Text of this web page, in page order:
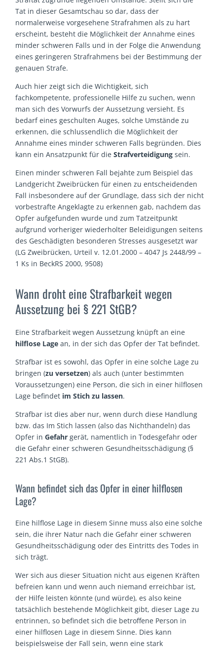
Tat in dieser Gesamtschau so dar, dass der
normalerweise vorgesehene Strafrahmen als zu hart
erscheint, besteht die Möglichkeit der Annahme eines
minder schweren Falls und in der Folge die Anwendung
eines geringeren Strafrahmens bei der Bestimmung der
genauen Strafe.
Auch hier zeigt sich die Wichtigkeit, sich
fachkompetente, professionelle Hilfe zu suchen, wenn
man sich des Vorwurfs der Aussetzung versieht. Es
bedarf eines geschulten Auges, solche Umstände zu
erkennen, die schlussendlich die Möglichkeit der
Annahme eines minder schweren Falls begründen. Dies
kann ein Ansatzpunkt für dieStrafverteidigung sein.
Einen minder schweren Fall bejahte zum Beispiel das
Landgericht Zweibrücken für einen zu entscheidenden
Fall insbesondere auf der Grundlage, dass sich der nicht
vorbestrafte Angeklagte zu erkennen gab, nachdem das
Opfer aufgefunden wurde und zum Tatzeitpunkt
aufgrund vorheriger wiederholter Beleidigungen seitens
des Geschädigten besonderen Stresses ausgesetzt war
(LG Zweibrücken, Urteil v. 12.01.2000 – 4047 Js 2448/99 –
1 Ks in BeckRS 2000, 9508)
Wann droht eine Strafbarkeit wegen
Aussetzung bei § 221 StGB?
Eine Strafbarkeit wegen Aussetzung knüpft an eine
hilflose Lage an, in der sich das Opfer der Tat befindet.
Strafbar ist es sowohl, das Opfer in eine solche Lage zu
bringen (zu versetzen) als auch (unter bestimmten
Voraussetzungen) eine Person, die sich in einer hilflosen
Lage befindet im Stich zu lassen.
Strafbar ist dies aber nur, wenn durch diese Handlung
bzw. das Im Stich lassen (also das Nichthandeln) das
Opfer inGefahr gerät, namentlich in Todesgefahr oder
die Gefahr einer schweren Gesundheitsschädigung (§
221 Abs.1 StGB).
Wann befindet sich das Opfer in einer hilflosen
Lage?
Eine hilflose Lage in diesem Sinne muss also eine solche
sein, die ihrer Natur nach die Gefahr einer schweren
Gesundheitsschädigung oder des Eintritts des Todes in
sich trägt.
Wer sich aus dieser Situation nicht aus eigenen Kräften
befreien kann und wenn auch niemand erreichbar ist,
der Hilfe leisten könnte (und würde), es also keine
tatsächlich bestehende Möglichkeit gibt, dieser Lage zu
entrinnen, so befindet sich die betroffene Person in
einer hilflosen Lage in diesem Sinne. Dies kann
beispielsweise der Fall sein, wenn eine stark